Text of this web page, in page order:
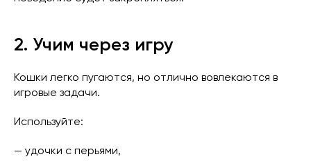
2. Учим через игру
Кошки легко пугаются, но отлично вовлекаются в
игровые задачи.
Используйте:
— удочки с перьями,